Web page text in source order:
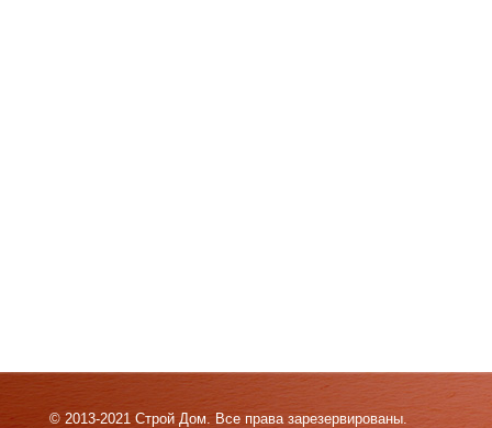
© 2013-2021 Строй Дом. Все права зарезервированы.